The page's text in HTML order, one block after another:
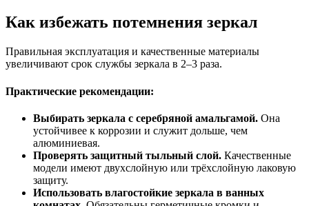
Как избежать потемнения зеркал
Правильная эксплуатация и качественные материалы
увеличивают срок службы зеркала в 2–3 раза.
Практические рекомендации:
Выбирать зеркала с серебряной амальгамой. Она
устойчивее к коррозии и служит дольше, чем
алюминиевая.
Проверять защитный тыльный слой. Качественные
модели имеют двухслойную или трёхслойную лаковую
защиту.
Использовать влагостойкие зеркала в ванных